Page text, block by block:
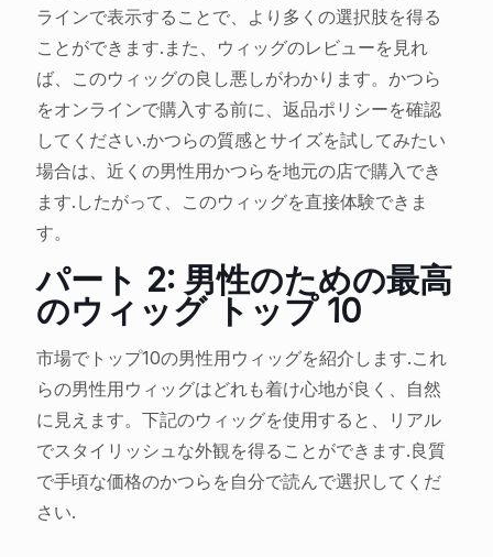
ラインで表示することで、より多くの選択肢を得る
ことができます.また、ウィッグのレビューを見れ
ば、このウィッグの良し悪しがわかります。かつら
をオンラインで購入する前に、返品ポリシーを確認
してください.かつらの質感とサイズを試してみたい
場合は、近くの男性用かつらを地元の店で購入でき
ます.したがって、このウィッグを直接体験できま
す。
パート 2: 男性のための最高
のウィッグ トップ 10
市場でトップ10の男性用ウィッグを紹介します.これ
らの男性用ウィッグはどれも着け心地が良く、自然
に見えます。下記のウィッグを使用すると、リアル
でスタイリッシュな外観を得ることができます.良質
で手頃な価格のかつらを自分で読んで選択してくだ
さい.